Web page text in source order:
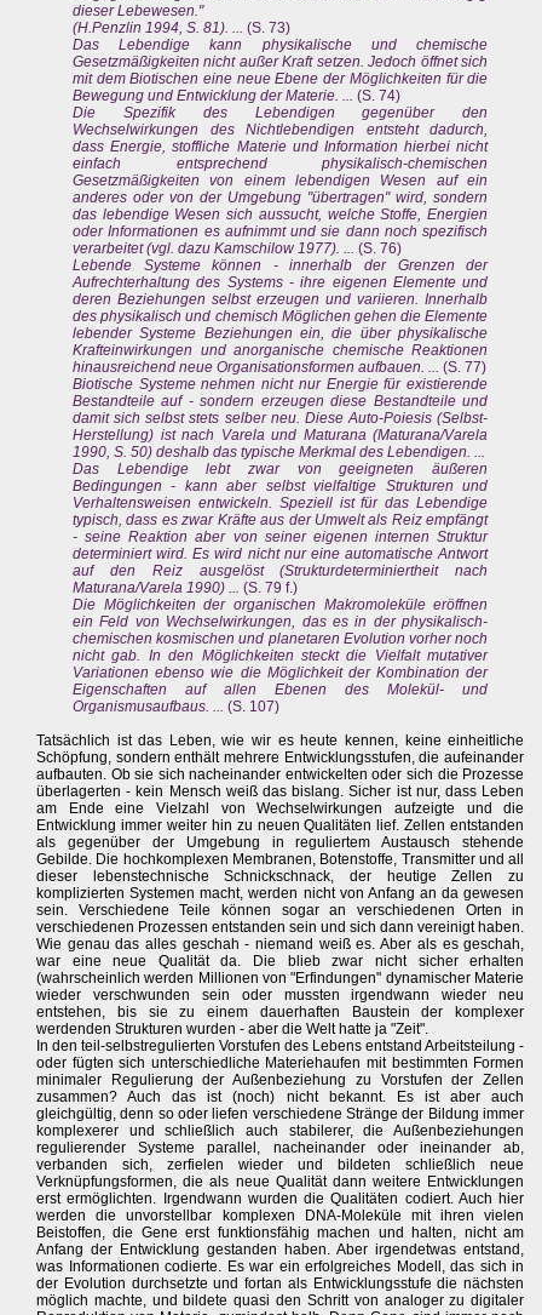
dieser Lebewesen."
(H.Penzlin 1994, S. 81). ... (S. 73)
Das Lebendige kann physikalische und chemische
Gesetzmäßigkeiten nicht außer Kraft setzen. Jedoch öffnet sich
mit dem Biotischen eine neue Ebene der Möglichkeiten für die
Bewegung und Entwicklung der Materie. ... (S. 74)
Die Spezifik des Lebendigen gegenüber den
Wechselwirkungen des Nichtlebendigen entsteht dadurch,
dass Energie, stoffliche Materie und Information hierbei nicht
einfach entsprechend physikalisch-chemischen
Gesetzmäßigkeiten von einem lebendigen Wesen auf ein
anderes oder von der Umgebung "übertragen" wird, sondern
das lebendige Wesen sich aussucht, welche Stoffe, Energien
oder Informationen es aufnimmt und sie dann noch spezifisch
verarbeitet (vgl. dazu Kamschilow 1977). ... (S. 76)
Lebende Systeme können - innerhalb der Grenzen der
Aufrechterhaltung des Systems - ihre eigenen Elemente und
deren Beziehungen selbst erzeugen und variieren. Innerhalb
des physikalisch und chemisch Möglichen gehen die Elemente
lebender Systeme Beziehungen ein, die über physikalische
Krafteinwirkungen und anorganische chemische Reaktionen
hinausreichend neue Organisationsformen aufbauen. ... (S. 77)
Biotische Systeme nehmen nicht nur Energie für existierende
Bestandteile auf - sondern erzeugen diese Bestandteile und
damit sich selbst stets selber neu. Diese Auto-Poiesis (Selbst-
Herstellung) ist nach Varela und Maturana (Maturana/Varela
1990, S. 50) deshalb das typische Merkmal des Lebendigen. ...
Das Lebendige lebt zwar von geeigneten äußeren
Bedingungen - kann aber selbst vielfaltige Strukturen und
Verhaltensweisen entwickeln. Speziell ist für das Lebendige
typisch, dass es zwar Kräfte aus der Umwelt als Reiz empfängt
- seine Reaktion aber von seiner eigenen internen Struktur
determiniert wird. Es wird nicht nur eine automatische Antwort
auf den Reiz ausgelöst (Strukturdeterminiertheit nach
Maturana/Varela 1990) ... (S. 79 f.)
Die Möglichkeiten der organischen Makromoleküle eröffnen
ein Feld von Wechselwirkungen, das es in der physikalisch-
chemischen kosmischen und planetaren Evolution vorher noch
nicht gab. In den Möglichkeiten steckt die Vielfalt mutativer
Variationen ebenso wie die Möglichkeit der Kombination der
Eigenschaften auf allen Ebenen des Molekül- und
Organismusaufbaus. ... (S. 107)
Tatsächlich ist das Leben, wie wir es heute kennen, keine einheitliche
Schöpfung, sondern enthält mehrere Entwicklungsstufen, die aufeinander
aufbauten. Ob sie sich nacheinander entwickelten oder sich die Prozesse
überlagerten - kein Mensch weiß das bislang. Sicher ist nur, dass Leben
am Ende eine Vielzahl von Wechselwirkungen aufzeigte und die
Entwicklung immer weiter hin zu neuen Qualitäten lief. Zellen entstanden
als gegenüber der Umgebung in reguliertem Austausch stehende
Gebilde. Die hochkomplexen Membranen, Botenstoffe, Transmitter und all
dieser lebenstechnische Schnickschnack, der heutige Zellen zu
komplizierten Systemen macht, werden nicht von Anfang an da gewesen
sein. Verschiedene Teile können sogar an verschiedenen Orten in
verschiedenen Prozessen entstanden sein und sich dann vereinigt haben.
Wie genau das alles geschah - niemand weiß es. Aber als es geschah,
war eine neue Qualität da. Die blieb zwar nicht sicher erhalten
(wahrscheinlich werden Millionen von "Erfindungen" dynamischer Materie
wieder verschwunden sein oder mussten irgendwann wieder neu
entstehen, bis sie zu einem dauerhaften Baustein der komplexer
werdenden Strukturen wurden - aber die Welt hatte ja "Zeit".
In den teil-selbstregulierten Vorstufen des Lebens entstand Arbeitsteilung -
oder fügten sich unterschiedliche Materiehaufen mit bestimmten Formen
minimaler Regulierung der Außenbeziehung zu Vorstufen der Zellen
zusammen? Auch das ist (noch) nicht bekannt. Es ist aber auch
gleichgültig, denn so oder liefen verschiedene Stränge der Bildung immer
komplexerer und schließlich auch stabilerer, die Außenbeziehungen
regulierender Systeme parallel, nacheinander oder ineinander ab,
verbanden sich, zerfielen wieder und bildeten schließlich neue
Verknüpfungsformen, die als neue Qualität dann weitere Entwicklungen
erst ermöglichten. Irgendwann wurden die Qualitäten codiert. Auch hier
werden die unvorstellbar komplexen DNA-Moleküle mit ihren vielen
Beistoffen, die Gene erst funktionsfähig machen und halten, nicht am
Anfang der Entwicklung gestanden haben. Aber irgendetwas entstand,
was Informationen codierte. Es war ein erfolgreiches Modell, das sich in
der Evolution durchsetzte und fortan als Entwicklungsstufe die nächsten
möglich machte, und bildete quasi den Schritt von analoger zu digitaler